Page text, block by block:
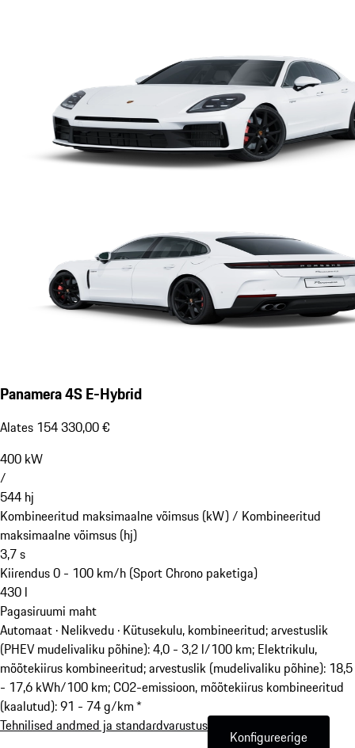
Panamera 4S E-Hybrid
Alates 154 330,00 €
400 kW
/
544 hj
Kombineeritud maksimaalne võimsus (kW) / Kombineeritud
maksimaalne võimsus (hj)
3,7s
Kiirendus 0 - 100 km/h (Sport Chrono paketiga)
430 l
Pagasiruumi maht
Automaat · Nelikvedu · Kütusekulu, kombineeritud; arvestuslik
(PHEV mudelivaliku põhine): 4,0 - 3,2 l/100 km; Elektrikulu,
mõõtekiirus kombineeritud; arvestuslik (mudelivaliku põhine): 18,5
- 17,6 kWh/100 km; CO2-emissioon, mõõtekiirus kombineeritud
(kaalutud): 91 - 74 g/km *
Tehnilised andmed ja standardvarustus
Konfigureerige